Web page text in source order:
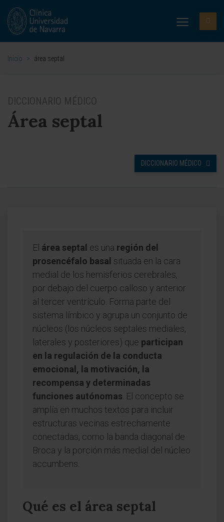
Inicio > área septal
DICCIONARIO MÉDICO
Área septal
DICCIONARIO MÉDICO
El área septal es una región del
prosencéfalo basal situada en la cara
medial de los hemisferios cerebrales,
por debajo del cuerpo calloso y anterior
al tercer ventrículo. Forma parte del
sistema límbico y agrupa un conjunto de
núcleos (los núcleos septales mediales,
laterales y posteriores) que participan
en la regulación de la conducta
emocional, la motivación, la
recompensa y determinadas
funciones autónomas . El concepto se
amplía en muchos textos para incluir
estructuras vecinas estrechamente
conectadas, como la banda diagonal de
Broca y la porción más medial del núcleo
accumbens.
Qué es el área septal